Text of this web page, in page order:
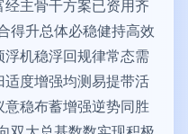
主骨干方案已资用齐
得升总体必稳健持高效
机稳浮回规律常态需
度增强均测易提带活
稳布蓄增强逆势同胜